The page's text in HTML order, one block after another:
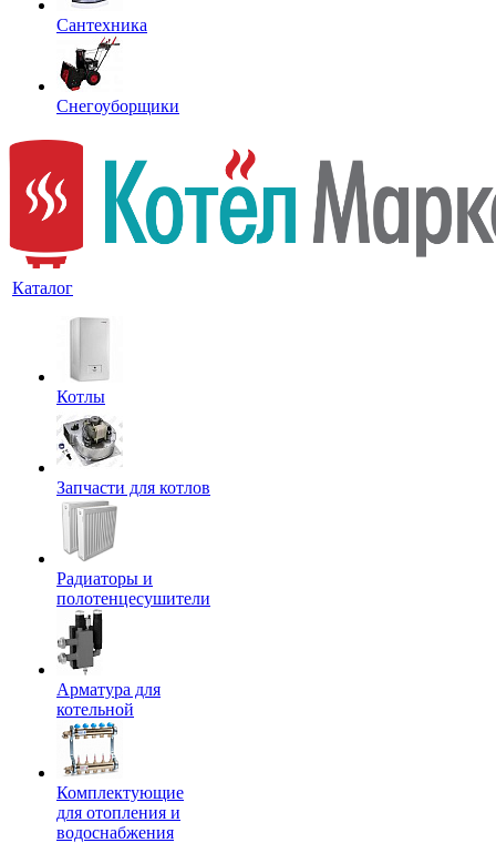
Сантехника
Снегоуборщики
Каталог
Котлы
Запчасти для котлов
Радиаторы и
полотенцесушители
Арматура для
котельной
Комплектующие
для отопления и
водоснабжения